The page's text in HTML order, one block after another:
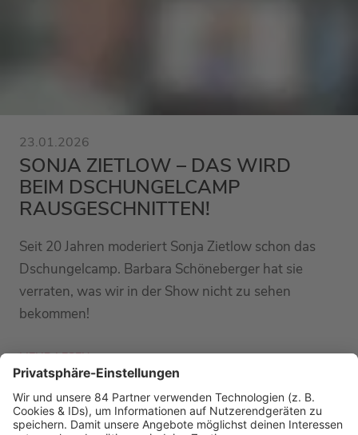
23.01.2026
SONJA ZIETLOW – DAS WIRD
BEIM DSCHUNGELCAMP
RAUSGESCHNITTEN!
Seit 20 Jahren moderiert Sonja Zietlow schon das
Dschungelcamp. Barbara Schöneberger hat sie
verraten, was wir in der Show nicht zu sehen
bekommen!
MEHR LESEN
PODCAST-GÄSTE: MEHR NEWS